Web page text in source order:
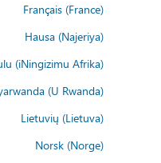
Français (France)
Hausa (Najeriya)
(iNingizimu Afrika)
(U Rwanda)
Lietuvių (Lietuva)
Norsk (Norge)